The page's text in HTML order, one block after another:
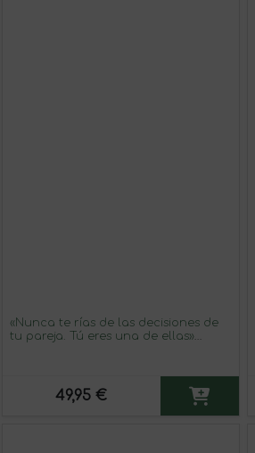
«Nunca te rías de las decisiones de
tu pareja. Tú eres una de ellas»
Berasategui System. Etiqueta Roja
49,95 €